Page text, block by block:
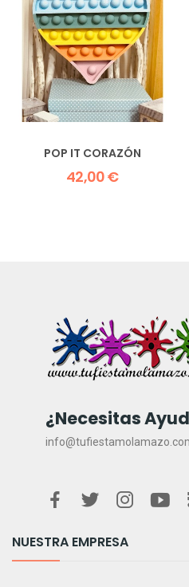
POP IT CORAZÓN
42,00 €
¿Necesitas
NUESTRA EMPRESA